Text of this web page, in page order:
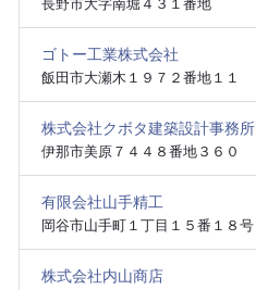
長野市大字南堀４３１番地
ゴトー工業株式会社
飯田市大瀬木１９７２番地１１
株式会社クボタ建築設計事務所
伊那市美原７４４８番地３６０
有限会社山手精工
岡谷市山手町１丁目１５番１８号
株式会社内山商店